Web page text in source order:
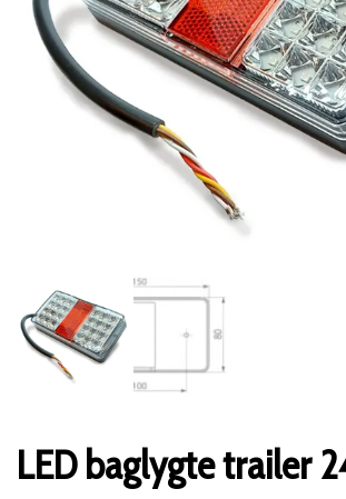
LED baglygte trailer